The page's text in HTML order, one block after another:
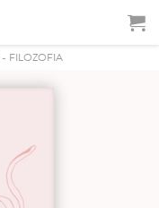
- FILOZOFIA